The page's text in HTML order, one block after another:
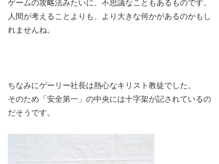
ゲームの攻略法みたいに、不思議なこともあるものです。
人間が考えることよりも、より大きな何かがあるのかもし
れませんね。
ちなみにゲーリー社長は熱心なキリスト教徒でした。
そのため「安全第一」の中央には十字架が記されているの
だそうです。